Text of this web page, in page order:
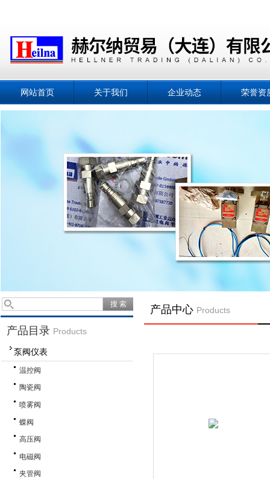
网站首页 关于我们 企业动态 荣誉资
产品目录 Products
泵阀仪表
温控阀
陶瓷阀
喷雾阀
蝶阀
高压阀
电磁阀
夹管阀
产品中心 Products